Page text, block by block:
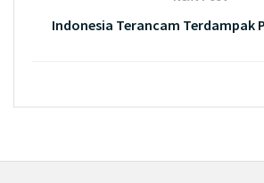
Indonesia Terancam Terdampak